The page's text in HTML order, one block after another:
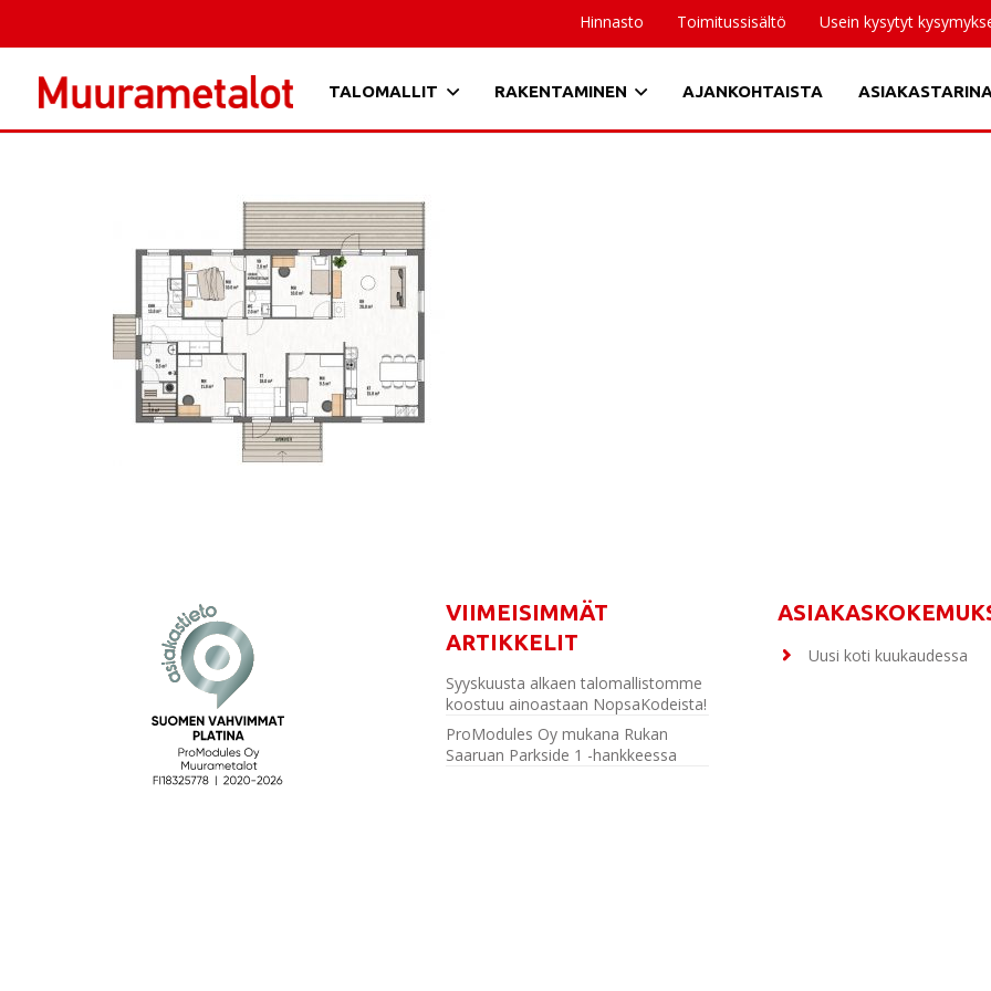
Hinnasto Toimitussisältö Usein kysytyt
TALOMALLIT RAKENTAMINEN AJANKOHTAISTA
VIIMEISIMMÄT
ARTIKKELIT
Syyskuusta alkaen talomallistomme
koostuu ainoastaan NopsaKodeista!
ProModules Oy mukana Rukan
Saaruan Parkside 1 -hankkeessa
Uusi koti kuukaudessa